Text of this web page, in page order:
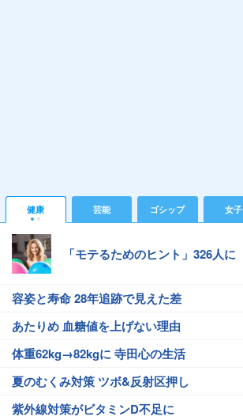
健康 芸能 ゴシップ 女子
「モテるためのヒント」326人に
容姿と寿命 28年追跡で見えた差
あたりめ 血糖値を上げない理由
体重62kg→82kgに 寺田心の生活
夏のむくみ対策 ツボ&反射区押し
紫外線対策がビタミンD不足に